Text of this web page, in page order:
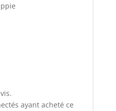
ayant acheté ce